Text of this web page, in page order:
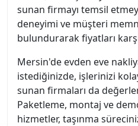
sunan firmayı temsil
deneyimi ve müşteri
bulundurarak fiyatları
Mersin'de evden eve
istediğinizde, işlerinizi
sunan firmaları da
Paketleme, montaj ve
hizmetler, taşınma